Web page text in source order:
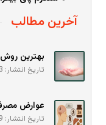
آخرین مطالب
بهترین
تاریخ انتشار: 1404/5/3
عوارض
تاریخ انتشار: 1404/3/19